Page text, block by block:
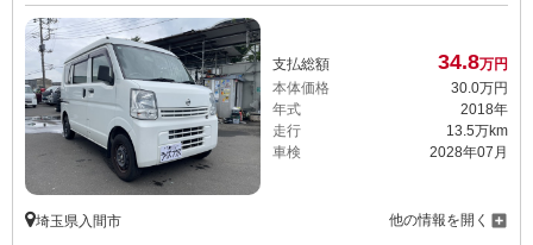
支払総額 34.8万円
本体価格
30.0万円
年式
2018年
走行
13.5万km
車検
2028年07月
埼玉県入間市 他の情報を開く